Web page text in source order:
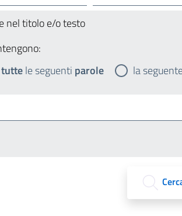
nel titolo e/o testo
tuttele seguenti parole la